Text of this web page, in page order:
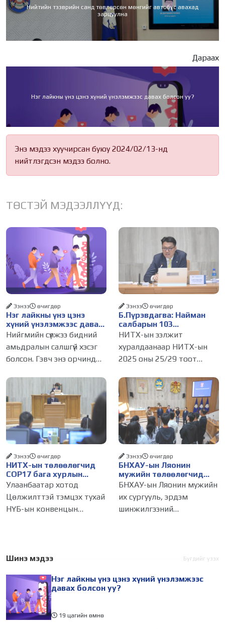
Нийтийн тээврийн санд төвлөрсөн мөнгийг автобус авахад
зарцуулна
Дараах
Нэг лайкны үнэ цэнэ хүний үнэлэмжээс давах болсон уу?
Энэ мэдээ хуучирсан буюу 2024/02/13-нд
нийтлэгдсэн мэдээ болно.
ТӨСТЭЙ МЭДЭЭЛЛҮҮД:
Нэг лайкны үнэ цэнэ
хүний үнэлэмжээс давах
болсон уу?
Ээнээ өчигдѳр
Нийгмийн сүлжээ бидний
амьдралын салшгүй хэсэг
болсон. Гэвч энэ орчинд
тэр ч байтугай хүний үнэ
цэнийг хүртэл лайк, шэйр,
дагагчийн тоогоор
хэмжих хандлага газар
авч
Б.Пүрэвдагва: Найман
салбарын 103
үйлчилгээний
бүртгэлийг цуцалснаар
бизнес эрхлэхэд таатай
нөхцөл бүрдэнэ
Ээнээ өчигдѳр
НИТХ-ын ээлжит
хуралдаанаар НИТХ-ын
2025 оны 25/29 тоот
журмын зарим хэсгийг
хүчингүй болгож,
зөвшөөрлийн шинжтэй
103 бүртгэлээс нийслэлийн
бизнес эрхлэгчдийг
НИТХ-ын төлөөлөгчид
COP17 бага хурлын
бэлтгэл ажлын талаар
мэдээлэл сонслоо
Ээнээ өчигдѳр
Улаанбаатар хотод
Цөлжилттэй тэмцэх тухай
НҮБ-ын конвенцын
өдөр зохион
холбогдуулан Нийслэлийн
БНХАУ-ын Ляонин
мужийн төлөөлөгчид
НИТХ-ын үйл
танилцлаа
Ээнээ өчигдѳр
БНХАУ-ын Ляонин мужийн
их сургууль, эрдэм
шинжилгээний
төлөөлөгчид Монгол
айлчлалынхаа хүрээнд
Шинэ мэдээ Бүгдийг үзэх
Нэг лайкны үнэ цэнэ хүний үнэлэмжээс
давах болсон уу?
19 цагийн өмнө